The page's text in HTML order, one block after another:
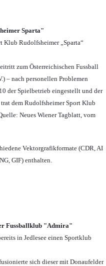
Sparta"
Klub Rudolfsheimer „Sparta“
zum Österreichischen Fussball
– nach personellen Problemen
der Spielbetrieb eingestellt und der
trat dem Rudolfsheimer Sport Klub
Neues Wiener Tagblatt, vom
Vektorgrafikformate (CDR, AI
GIF) enthalten.
Fussballklub "Admira"
in Jedlesee einen Sportklub
sich dieser mit Donaufelder